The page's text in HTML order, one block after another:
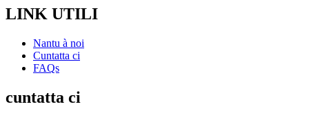
LINK UTILI
Nantu à noi
Cuntatta ci
FAQs
cuntatta ci